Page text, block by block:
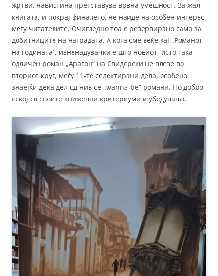
жртви, навистина претставува врвна умешност. За жал
книгата, и покрај финалето, не наиде на особен интерес
меѓу читателите. Очигледно тоа е резервирано само за
добитниците на наградата. А кога сме веќе кај „Романот
на годината“, изненадувачки е што новиот, исто така
одличен роман „Арагон“ на Свидерски не влезе во
вториот круг, меѓу 11-те селектирани дела, особено
знаејќи дека дел од нив се „wanna-be“ романи. Но добро,
секој со своите книжевни критериуми и убедувања.